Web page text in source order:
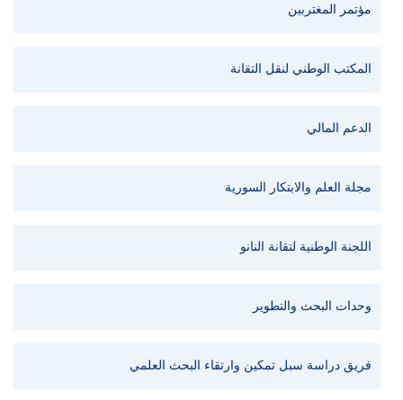
مؤتمر المغتربين
المكتب الوطني لنقل التقانة
الدعم المالي
مجلة العلم والابتكار السورية
اللجنة الوطنية لتقانة النانو
وحدات البحث والتطوير
فريق دراسة سبل تمكين وارتقاء البحث العلمي